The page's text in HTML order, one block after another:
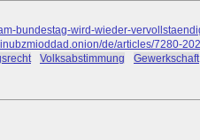
bundestag-wird-wieder-
de/articles/7280-
Volksabstimmung Gewerkschaft